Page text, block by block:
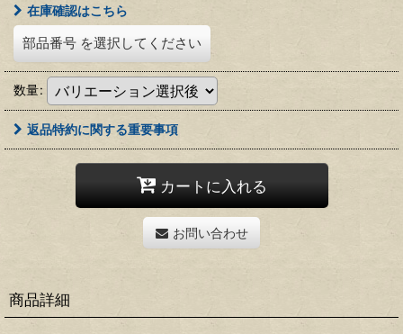
在庫確認はこちら
部品番号 を選択してください
数量:
返品特約に関する重要事項
カートに入れる
お問い合わせ
商品詳細